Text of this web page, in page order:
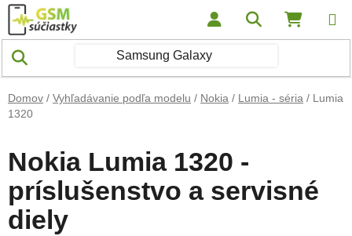
Prejsť na obsah Hľadať
Domov / Vyhľadávanie podľa modelu / Nokia / Lumia - séria / Lumia
1320
Nokia Lumia 1320 -
príslušenstvo a servisné
diely